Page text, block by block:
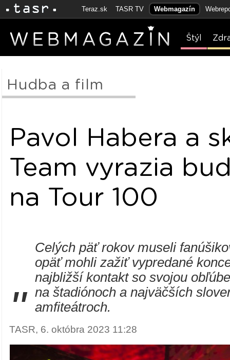
Teraz.sk TASR TV Webmagazín
Štýl
Hudba a film
Pavol Habera a
Team vyrazia
na Tour 100
"
Celých päť rokov museli
opäť mohli zažiť vypredané
najbližší kontakt so svojou
na štadiónoch a najväčších
amfiteátroch.
TASR, 6. októbra 2023 11:28